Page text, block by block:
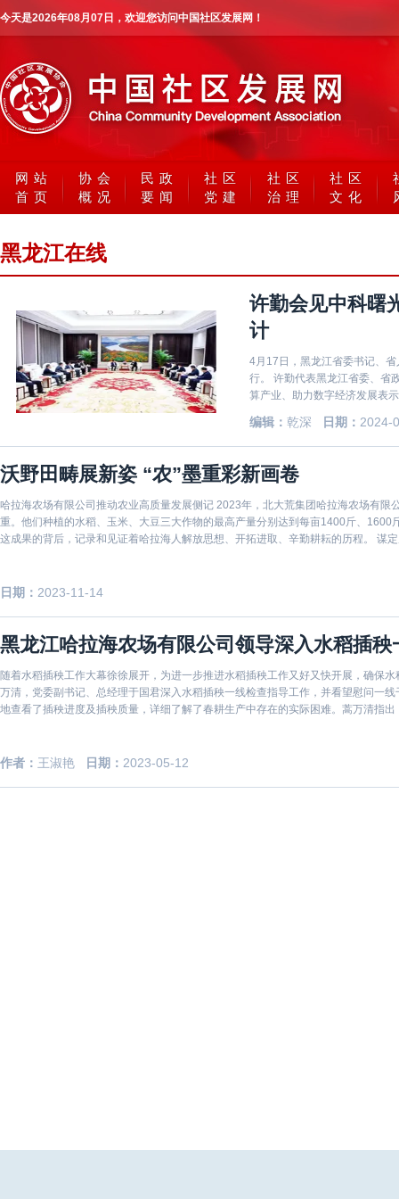
今天是2026年08月07日 ，欢迎您访问中国社区发展网！
网站
首页
协会
概况
民政
要闻
社区
党建
社区
治理
社区
文化
黑龙江在线
许勤会见中科曙
计
4月17日，黑龙江省委书记、
行。 许勤代表黑龙江省委、省政府对历军一行表示欢迎，对中科曙光集团在黑龙江布局发展智
算产业、助力数字经济发展表
把握高质量发展首要任务，大
编辑： 乾深 日期： 2024-
沃野田畴展新姿 “农”墨重彩新画卷
哈拉海农场有限公司推动农业高质量发展侧记 2023年，北大荒集团哈拉海农场有
重。他们种植的水稻、玉米、大豆三大作物的最高产量分别达到每亩1400斤、
这成果的背后，记录和见证着哈拉海人解放思想、开拓进取、辛勤耕耘的历程。 谋
日期： 2023-11-14
黑龙江哈拉海农场有限公司领导深入水稻插
随着水稻插秧工作大幕徐徐展开，为进一步推进水稻插秧工作又好又快开展，确保
万清，党委副书记、总经理于国君深入水稻插秧一线检查指导工作，并看望慰问一线干部职工。 在第二管理区种植户孙强的水稻
地查看了插秧进度及插秧质量，详细了解了春耕生产中存在的实际困难。蒿万清指
作者： 王淑艳 日期： 2023-05-12